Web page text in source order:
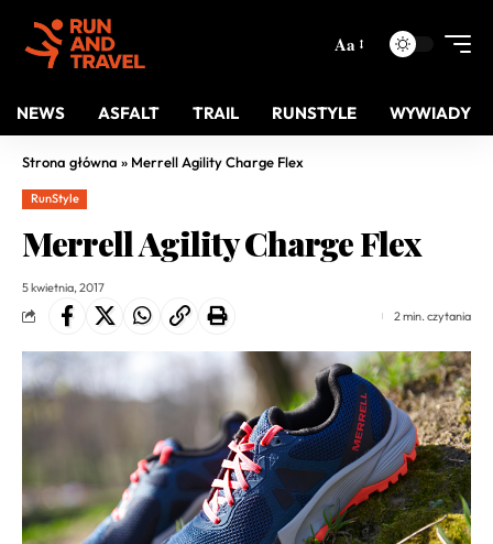
Aa
NEWS ASFALT TRAIL RUNSTYLE WYWIADY
Strona główna » Merrell Agility Charge Flex
RunStyle
Merrell Agility Charge Flex
5 kwietnia, 2017
2 min. czytania